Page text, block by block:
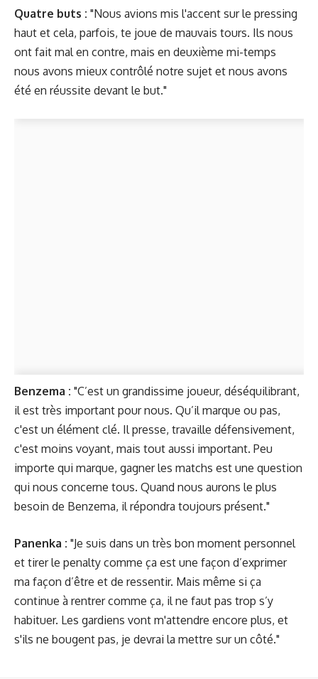
Quatre buts : "Nous avions mis l'accent sur le pressing
haut et cela, parfois, te joue de mauvais tours. Ils nous
ont fait mal en contre, mais en deuxième mi-temps
nous avons mieux contrôlé notre sujet et nous avons
été en réussite devant le but."
Benzema : "C’est un grandissime joueur, déséquilibrant,
il est très important pour nous. Qu’il marque ou pas,
c'est un élément clé. Il presse, travaille défensivement,
c'est moins voyant, mais tout aussi important. Peu
importe qui marque, gagner les matchs est une question
qui nous concerne tous. Quand nous aurons le plus
besoin de Benzema, il répondra toujours présent."
Panenka : "Je suis dans un très bon moment personnel
et tirer le penalty comme ça est une façon d’exprimer
ma façon d’être et de ressentir. Mais même si ça
continue à rentrer comme ça, il ne faut pas trop s’y
habituer. Les gardiens vont m'attendre encore plus, et
s'ils ne bougent pas, je devrai la mettre sur un côté."